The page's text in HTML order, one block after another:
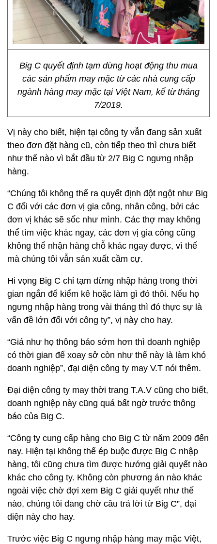
Big C quyết định tạm dừng hoạt động thu mua
các sản phẩm may mặc từ các nhà cung cấp
ngành hàng may mặc tại Việt Nam, kể từ tháng
7/2019.
Vị này cho biết, hiện tại công ty vẫn đang sản xuất
theo đơn đặt hàng cũ, còn tiếp theo thì chưa biết
như thế nào vì bắt đầu từ 2/7 Big C ngưng nhập
hàng.
“Chúng tôi không thể ra quyết định đột ngột như Big
C đối với các đơn vị gia công, nhân công, bởi các
đơn vị khác sẽ sốc như mình. Các thợ may không
thể tìm việc khác ngay, các đơn vị gia công cũng
không thể nhận hàng chỗ khác ngay được, vì thế
mà chúng tôi vẫn sản xuất cầm cự.
Hi vọng Big C chỉ tạm dừng nhập hàng trong thời
gian ngắn để kiểm kê hoặc làm gì đó thôi. Nếu họ
ngưng nhập hàng trong vài tháng thì đó thực sự là
vấn đề lớn đối với công ty”, vị này cho hay.
“Giá như họ thông báo sớm hơn thì doanh nghiệp
có thời gian để xoay sở còn như thế này là làm khó
doanh nghiệp”, đại diện công ty may V.T nói thêm.
Đại diện công ty may thời trang T.A.V cũng cho biết,
doanh nghiệp này cũng quá bất ngờ trước thông
báo của Big C.
“Công ty cung cấp hàng cho Big C từ năm 2009 đến
nay. Hiện tại không thể ép buộc được Big C nhập
hàng, tôi cũng chưa tìm được hướng giải quyết nào
khác cho công ty. Không còn phương án nào khác
ngoài việc chờ đợi xem Big C giải quyết như thế
nào, chúng tôi đang chờ câu trả lời từ Big C”, đại
diện này cho hay.
Trước việc Big C ngưng nhập hàng may mặc Việt,